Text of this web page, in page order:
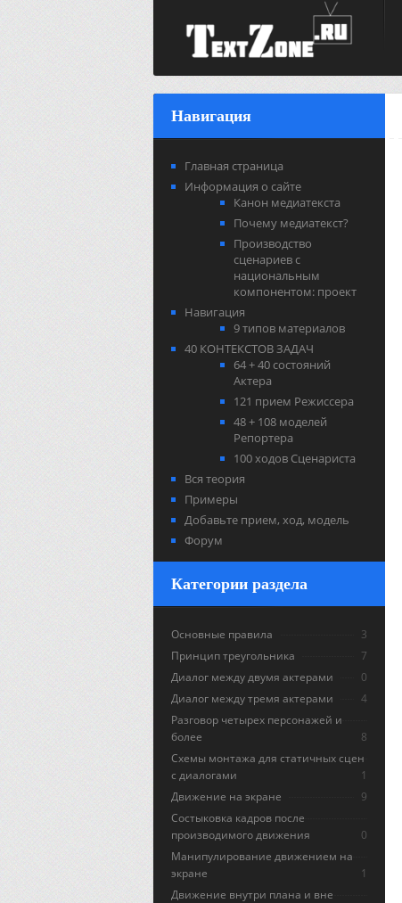
Навигация
Главная страница
Информация о сайте
Канон медиатекста
Почему медиатекст?
Производство
сценариев с
национальным
компонентом: проект
Навигация
9 типов материалов
40 КОНТЕКСТОВ ЗАДАЧ
64 + 40 состояний
Актера
121 прием Режиссера
48 + 108 моделей
Репортера
100 ходов Сценариста
Вся теория
Примеры
Добавьте прием, ход, модель
Форум
Категории раздела
Основные правила
3
Принцип треугольника
7
Диалог между двумя актерами
0
Диалог между тремя актерами
4
Разговор четырех персонажей и
более
8
Схемы монтажа для статичных сцен
с диалогами
1
Движение на экране
9
Состыковка кадров после
производимого движения
0
Манипулирование движением на
экране
1
Движение внутри плана и вне